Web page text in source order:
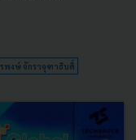
พงษ์ จักราจุฑาธิบดิ์